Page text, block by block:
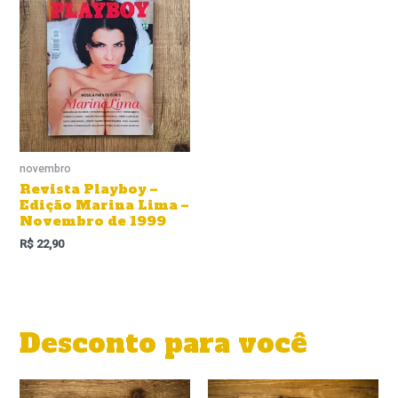
novembro
Revista Playboy –
Edição Marina Lima –
Novembro de 1999
R$ 22,90
Desconto para você
O
O
O
O